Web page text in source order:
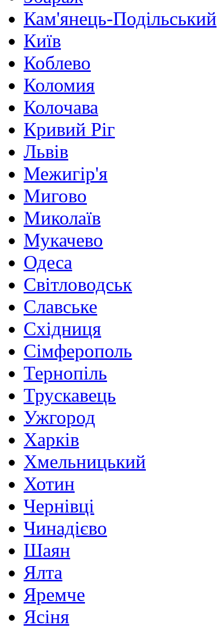
Кам'янець-Подільський
Київ
Коблево
Коломия
Колочава
Кривий Ріг
Львів
Межигір'я
Мигово
Миколаїв
Мукачево
Одеса
Світловодськ
Славське
Східниця
Сімферополь
Тернопіль
Трускавець
Ужгород
Харків
Хмельницький
Хотин
Чернівці
Чинадієво
Шаян
Ялта
Яремче
Ясіня